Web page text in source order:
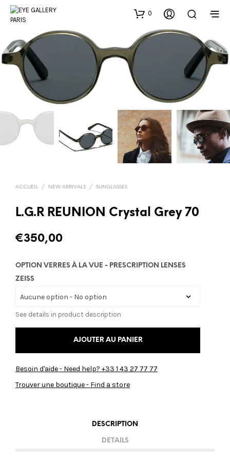
0
ACCUEIL / NEW ARRIVALS / SUNGLASSES
L.G.R REUNION Crystal Grey 70
€350,00
OPTION VERRES À LA VUE - PRESCRIPTION LENSES
ZEISS
See details in product description
AJOUTER AU PANIER
Besoin d'aide - Need help? +33 1 43 27 77 77
Trouver une boutique - Find a store
DESCRIPTION
DETAILS